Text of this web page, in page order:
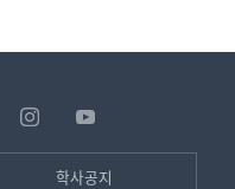
학사공지